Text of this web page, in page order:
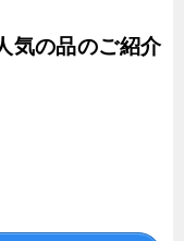
気の品のご紹介